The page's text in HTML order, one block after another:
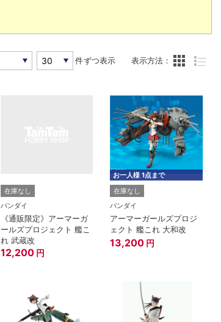
件ずつ表示 表示方法：
在庫なし
バンダイ
《通販限定》アーマーガ
ールズプロジェクト 艦こ
れ 武蔵改
12,200 円
お一人様 1点まで
在庫なし
バンダイ
アーマーガールズプロジ
ェクト 艦これ 大和改
13,200 円